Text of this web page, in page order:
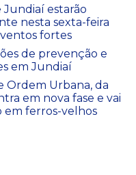
Jundiaí estarão
nesta sexta-feira
fortes
de prevenção e
em Jundiaí
Ordem Urbana, da
em nova fase e vai
em ferros-velhos